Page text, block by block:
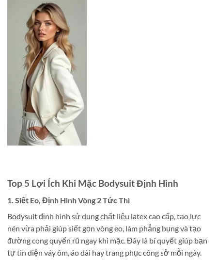
Top 5 Lợi Ích Khi Mặc Bodysuit Định Hình
1. Siết Eo, Định Hình Vòng 2 Tức Thì
Bodysuit định hình sử dụng chất liệu latex cao cấp, tạo lực
nén vừa phải giúp siết gọn vòng eo, làm phẳng bụng và tạo
đường cong quyến rũ ngay khi mặc. Đây là bí quyết giúp bạn
tự tin diện váy ôm, áo dài hay trang phục công sở mỗi ngày.